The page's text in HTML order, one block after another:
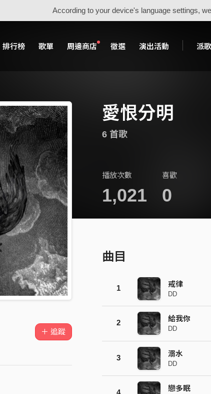
According to your device's language settings,
排行榜 歌單 周邊商店 徵選 演出活動 派歌
愛恨分明
6 首歌
播放次數
1,021
喜歡
0
＋ 追蹤
曲目
1 戒律
DD
2 給我你
DD
3 溺水
DD
戀多眠